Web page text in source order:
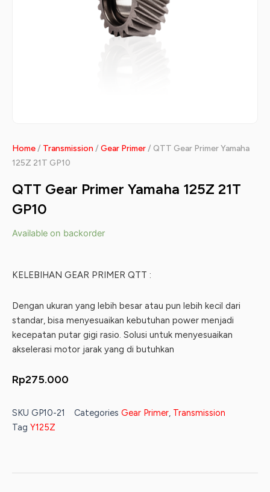
Home/ Transmission / Gear Primer/ QTT Gear Primer Yamaha
125Z 21T GP10
QTT Gear Primer Yamaha 125Z 21T
GP10
Available on backorder
KELEBIHAN GEAR PRIMER QTT :
Dengan ukuran yang lebih besar atau pun lebih kecil dari
standar, bisa menyesuaikan kebutuhan power menjadi
kecepatan putar gigi rasio. Solusi untuk menyesuaikan
akselerasi motor jarak yang di butuhkan
Rp275.000
SKU GP10-21 Categories Gear Primer, Transmission
Tag Y125Z